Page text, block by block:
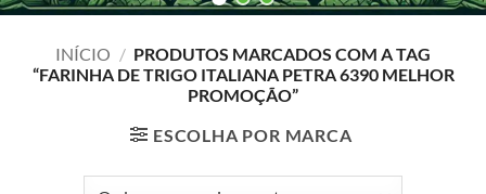
INÍCIO / PRODUTOS MARCADOS COM A TAG
“FARINHA DE TRIGO ITALIANA PETRA 6390 MELHOR
PROMOÇÃO”
ESCOLHA POR MARCA